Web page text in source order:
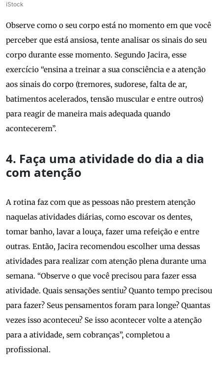
iStock
Observe como o seu corpo está no momento em que você
perceber que está ansiosa, tente analisar os sinais do seu
corpo durante esse momento. Segundo Jacira, esse
exercício “ensina a treinar a sua consciência e a atenção
aos sinais do corpo (tremores, sudorese, falta de ar,
batimentos acelerados, tensão muscular e entre outros)
para reagir de maneira mais adequada quando
acontecerem”.
4. Faça uma atividade do dia a dia
com atenção
A rotina faz com que as pessoas não prestem atenção
naquelas atividades diárias, como escovar os dentes,
tomar banho, lavar a louça, fazer uma refeição e entre
outras. Então, Jacira recomendou escolher uma dessas
atividades para realizar com atenção plena durante uma
semana. “Observe o que você precisou para fazer essa
atividade. Quais sensações sentiu? Quanto tempo precisou
para fazer? Seus pensamentos foram para longe? Quantas
vezes isso aconteceu? Se isso acontecer volte a atenção
para a atividade, sem cobranças”, completou a
profissional.